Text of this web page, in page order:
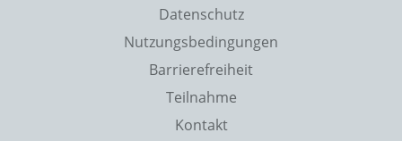
Datenschutz
Nutzungsbedingungen
Barrierefreiheit
Teilnahme
Kontakt